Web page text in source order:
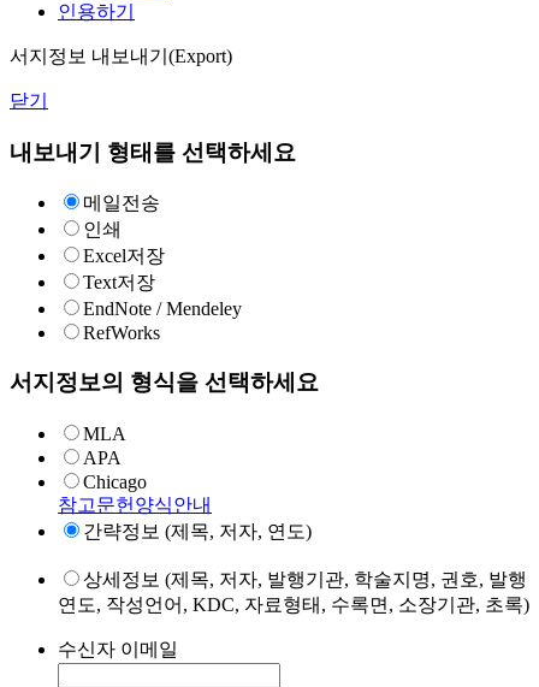
인용하기
서지정보 내보내기(Export)
닫기
내보내기 형태를 선택하세요
메일전송
인쇄
Excel저장
Text저장
EndNote / Mendeley
RefWorks
서지정보의 형식을 선택하세요
MLA
APA
Chicago
참고문헌양식안내
간략정보 (제목, 저자, 연도)
상세정보 (제목, 저자, 발행기관, 학술지명, 권호, 발행
연도, 작성언어, KDC, 자료형태, 수록면, 소장기관, 초록)
수신자 이메일